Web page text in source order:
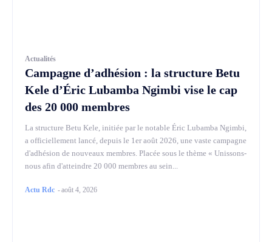
Actualités
Campagne d’adhésion : la structure Betu
Kele d’Éric Lubamba Ngimbi vise le cap
des 20 000 membres
La structure Betu Kele, initiée par le notable Éric Lubamba Ngimbi,
a officiellement lancé, depuis le 1er août 2026, une vaste campagne
d'adhésion de nouveaux membres. Placée sous le thème « Unissons-
nous afin d'atteindre 20 000 membres au sein...
Actu Rdc -août 4, 2026